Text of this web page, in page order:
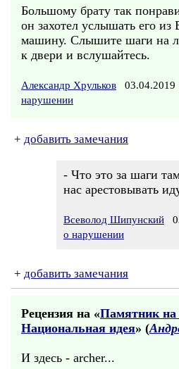
Большому брату так
он захотел услышать его
машину. Слышите шаги на
к двери и вслушайтесь.
Александр Хрульков 03.04.2019
нарушении
+ добавить замечания
- Что это за шаги
нас арестовывать
Всеволод Шипунский
о нарушении
+ добавить замечания
Рецензия на «Памятник на
Национальная идея» (
И здесь - archer...